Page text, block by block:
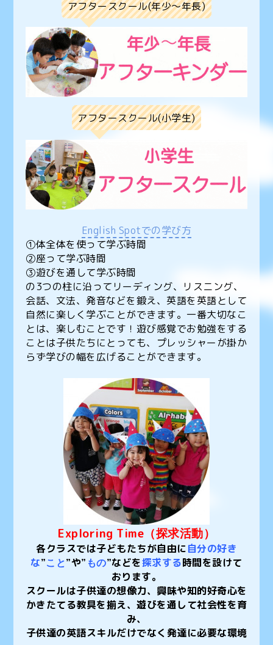
アフタースクール(年少〜年長)
アフタースクール(小学生)
English Spotでの学び方
①体全体を使って学ぶ時間
②座って学ぶ時間
③遊びを通して学ぶ時間
の3つの柱に沿ってリーディング、リスニング、
会話、文法、発音などを鍛え、英語を英語として
自然に楽しく学ぶことができます。一番大切なこ
とは、楽しむことです！遊び感覚でお勉強をする
ことは子供たちにとっても、プレッシャーが掛か
らず学びの幅を広げることができます。
Exploring Time （探求活動）
各クラスでは子どもたちが自由に自分の好き
な”こと”や” もの”などを探求する時間を設けて
おります。
スクールは子供達の想像力、興味や知的好奇心を
かきたてる教具を揃え、 遊びを通して社会性を育
み、
子供達の英語スキルだけでなく発達に必要な環境